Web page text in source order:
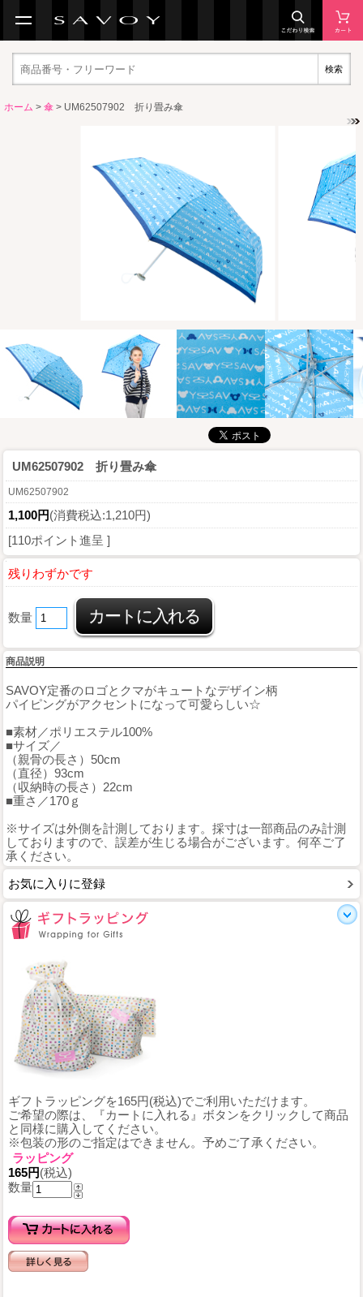
検索
ホーム > 傘 > UM62507902 折り畳み傘
UM62507902 折り畳み傘
UM62507902
1,100円(消費税込:1,210円)
[110ポイント進呈 ]
残りわずかです
数量
商品説明
SAVOY定番のロゴとクマがキュートなデザイン柄
パイピングがアクセントになって可愛らしい☆
■素材／ポリエステル100%
■サイズ／
（親骨の長さ）50cm
（直径）93cm
（収納時の長さ）22cm
■重さ／170ｇ
※サイズは外側を計測しております。採寸は一部商品のみ計測
しておりますので、誤差が生じる場合がございます。何卒ご了
承ください。
お気に入りに登録
ギフトラッピングを165円(税込)でご利用いただけます。
ご希望の際は、『カートに入れる』ボタンをクリックして商品
と同様に購入してください。
※包装の形のご指定はできません。予めご了承ください。
ラッピング
165円(税込)
数量